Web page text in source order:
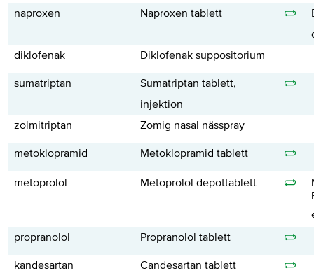
naproxen Naproxen tablett
diklofenak
Diklofenak suppositorium
sumatriptan
Sumatriptan tablett,
injektion
zolmitriptan
Zomig nasal nässpray
metoklopramid
Metoklopramid tablett
metoprolol Metoprolol depottablett
propranolol
Propranolol tablett
kandesartan
Candesartan tablett